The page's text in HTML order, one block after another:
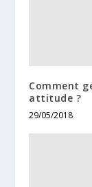
Comment
attitude ?
29/05/2018